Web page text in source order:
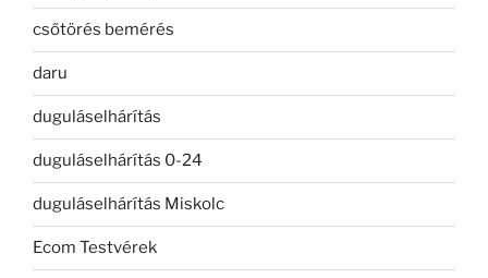
csőtörés bemérés
daru
duguláselhárítás
duguláselhárítás 0-24
duguláselhárítás Miskolc
Ecom Testvérek